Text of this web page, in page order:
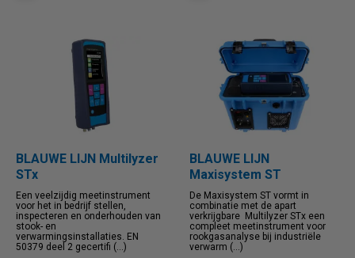
BLAUWE LIJN Multilyzer
STx
Een veelzijdig meetinstrument
voor het in bedrijf stellen,
inspecteren en onderhouden van
stook- en
verwarmingsinstallaties. EN
50379 deel 2 gecertifi (...)
BLAUWE LIJN
Maxisystem ST
De Maxisystem ST vormt in
combinatie met de apart
verkrijgbare Multilyzer STx een
compleet meetinstrument voor
rookgasanalyse bij industriële
verwarm (...)